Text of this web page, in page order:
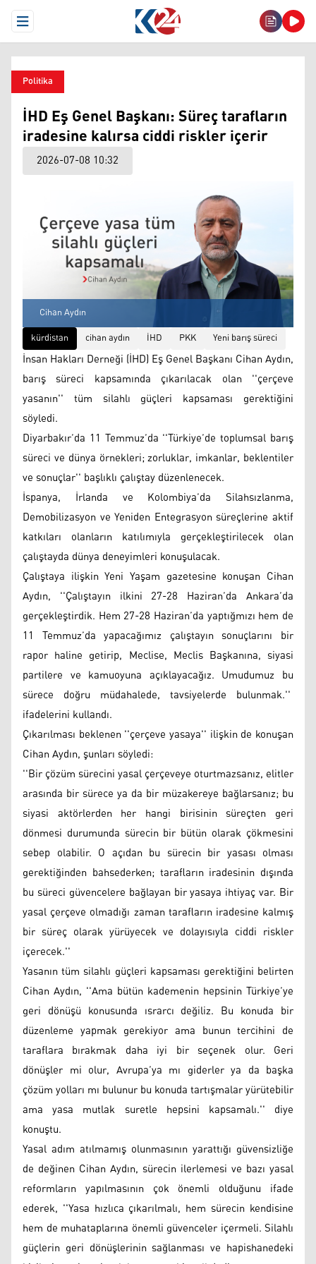
Open Menu
Politika
İHD Eş Genel Başkanı: Süreç tarafların
iradesine kalırsa ciddi riskler içerir
2026-07-08 10:32
Cihan Aydın
kürdistan
cihan aydın İHD PKK Yeni barış süreci
İnsan Hakları Derneği (İHD) Eş Genel Başkanı Cihan Aydın,
barış süreci kapsamında çıkarılacak olan ''çerçeve
yasanın'' tüm silahlı güçleri kapsaması gerektiğini
söyledi.
Diyarbakır’da 11 Temmuz’da ''Türkiye’de toplumsal barış
süreci ve dünya örnekleri; zorluklar, imkanlar, beklentiler
ve sonuçlar'' başlıklı çalıştay düzenlenecek.
İspanya, İrlanda ve Kolombiya’da Silahsızlanma,
Demobilizasyon ve Yeniden Entegrasyon süreçlerine aktif
katkıları olanların katılımıyla gerçekleştirilecek olan
çalıştayda dünya deneyimleri konuşulacak.
Çalıştaya ilişkin Yeni Yaşam gazetesine konuşan Cihan
Aydın, ''Çalıştayın ilkini 27-28 Haziran’da Ankara’da
gerçekleştirdik. Hem 27-28 Haziran’da yaptığmızı hem de
11 Temmuz’da yapacağımız çalıştayın sonuçlarını bir
rapor haline getirip, Meclise, Meclis Başkanına, siyasi
partilere ve kamuoyuna açıklayacağız. Umudumuz bu
sürece doğru müdahalede, tavsiyelerde bulunmak.''
ifadelerini kullandı.
Çıkarılması beklenen ''çerçeve yasaya'' ilişkin de konuşan
Cihan Aydın, şunları söyledi:
''Bir çözüm sürecini yasal çerçeveye oturtmazsanız, elitler
arasında bir sürece ya da bir müzakereye bağlarsanız; bu
siyasi aktörlerden her hangi birisinin süreçten geri
dönmesi durumunda sürecin bir bütün olarak çökmesini
sebep olabilir. O açıdan bu sürecin bir yasası olması
gerektiğinden bahsederken; tarafların iradesinin dışında
bu süreci güvencelere bağlayan bir yasaya ihtiyaç var. Bir
yasal çerçeve olmadığı zaman tarafların iradesine kalmış
bir süreç olarak yürüyecek ve dolayısıyla ciddi riskler
içerecek.''
Yasanın tüm silahlı güçleri kapsaması gerektiğini belirten
Cihan Aydın, ''Ama bütün kademenin hepsinin Türkiye’ye
geri dönüşü konusunda ısrarcı değiliz. Bu konuda bir
düzenleme yapmak gerekiyor ama bunun tercihini de
taraflara bırakmak daha iyi bir seçenek olur. Geri
dönüşler mi olur, Avrupa’ya mı giderler ya da başka
çözüm yolları mı bulunur bu konuda tartışmalar yürütebilir
ama yasa mutlak suretle hepsini kapsamalı.'' diye
konuştu.
Yasal adım atılmamış olunmasının yarattığı güvensizliğe
de değinen Cihan Aydın, sürecin ilerlemesi ve bazı yasal
reformların yapılmasının çok önemli olduğunu ifade
ederek, ''Yasa hızlıca çıkarılmalı, hem sürecin kendisine
hem de muhataplarına önemli güvenceler içermeli. Silahlı
güçlerin geri dönüşlerinin sağlanması ve hapishanedeki